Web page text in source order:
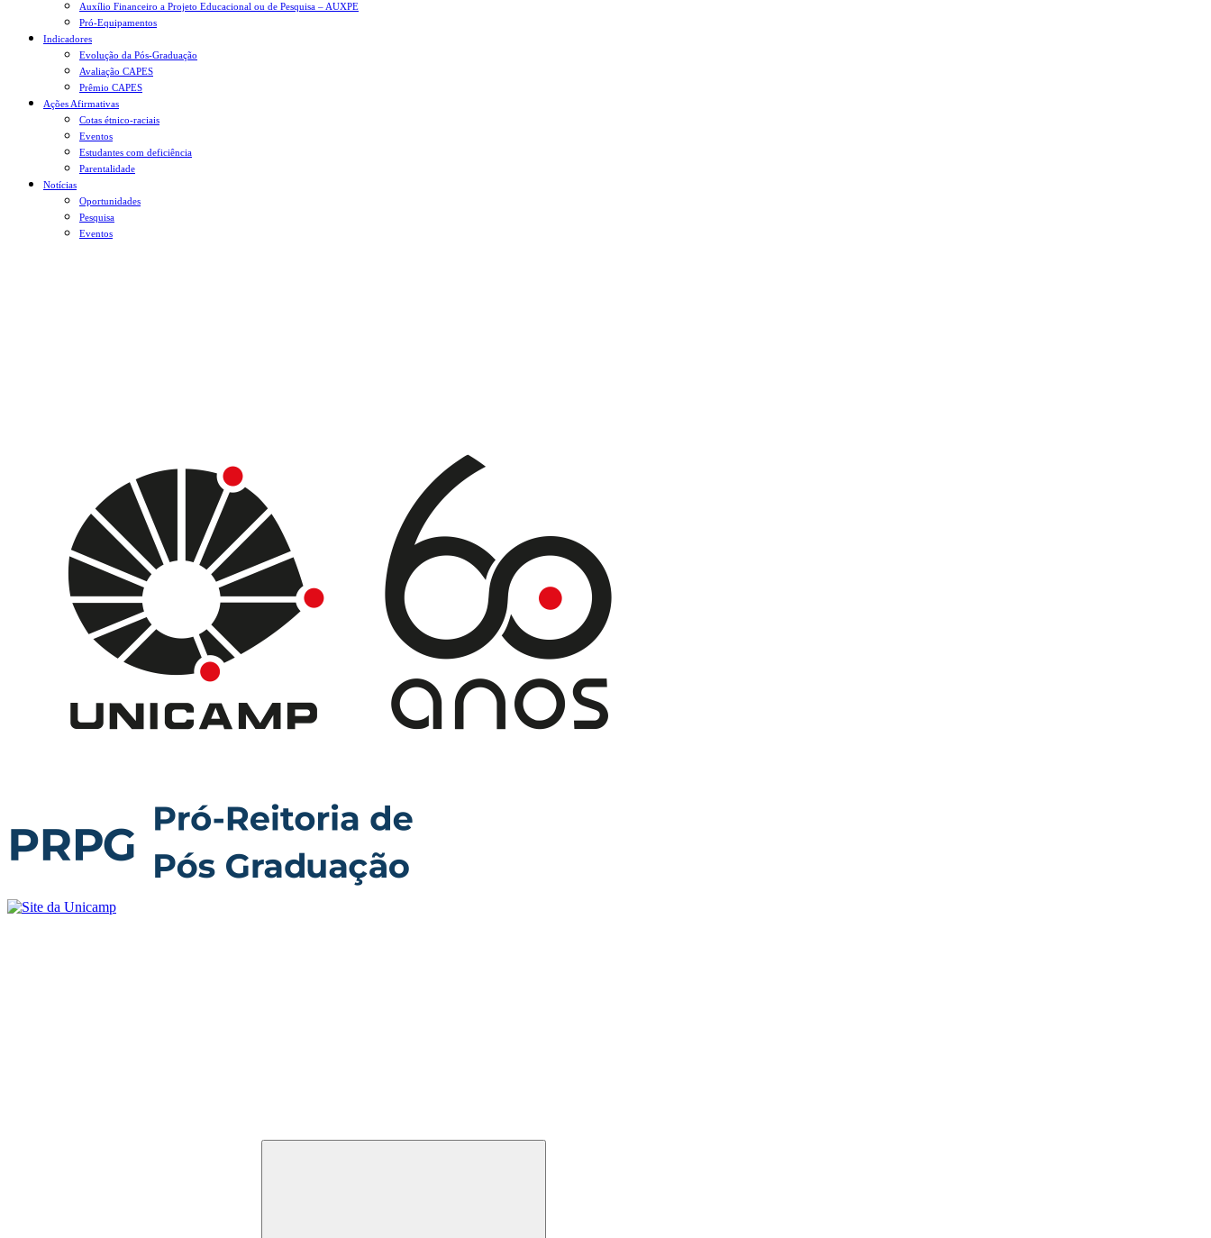
Auxílio Financeiro a Projeto Educacional ou de Pesquisa – AUXPE
Pró-Equipamentos
Indicadores
Evolução da Pós-Graduação
Avaliação CAPES
Prêmio CAPES
Ações Afirmativas
Cotas étnico-raciais
Eventos
Estudantes com deficiência
Parentalidade
Notícias
Oportunidades
Pesquisa
Eventos